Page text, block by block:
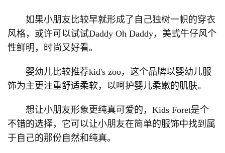
如果小朋友比较早就形成了自己独树一帜的穿衣
风格，或许可以试试Daddy Oh Daddy，美式牛仔风个
性鲜明，时尚又好看。
婴幼儿比较推荐kid's zoo，这个品牌以婴幼儿服
饰为主更注重舒适柔软，以呵护婴儿柔嫩的肌肤。
想让小朋友形象更纯真可爱的，Kids Foret是个
不错的选择，它可以让小朋友在简单的服饰中找到属
于自己的那份自然和纯真。